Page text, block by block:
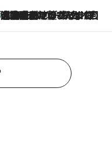
の勝手に再ブーム
2026.8.7
大盛上がりの“タオル回し”に、ラッパー顔負けの高速歌唱まで…さだまさし（74）のアグレッシブすぎる現在地